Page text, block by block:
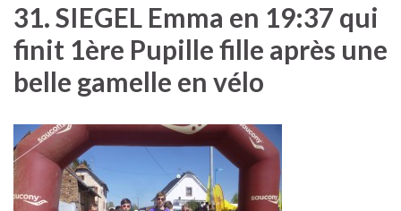
31. SIEGEL Emma en 19:37 qui
finit 1ère Pupille fille après une
belle gamelle en vélo